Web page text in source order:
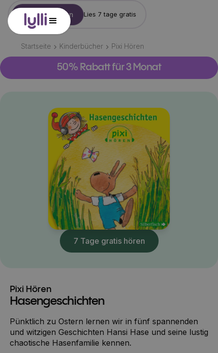
Konto erstellen Lies 7 tage gratis
Startseite Kinderbücher Pixi Hören
50% Rabatt für 3 Monat
7 Tage gratis hören
Pixi Hören
Hasengeschichten
Pünktlich zu Ostern lernen wir in fünf spannenden
und witzigen Geschichten Hansi Hase und seine lustig
chaotische Hasenfamilie kennen.